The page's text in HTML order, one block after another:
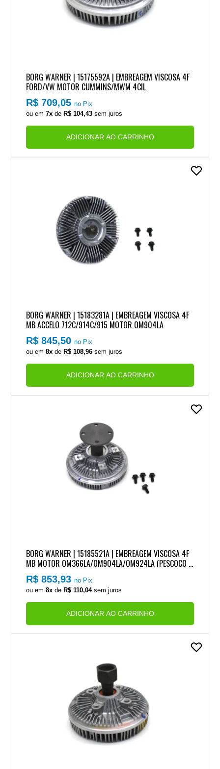
BORG WARNER | 15175592A | EMBREAGEM VISCOSA 4F
FORD/VW MOTOR CUMMINS/MWM 4CIL
R$ 709,05no Pix
ou em7x de R$ 104,43 sem juros
ADICIONAR AO CARRINHO
BORG WARNER | 15183281A | EMBREAGEM VISCOSA 4F
MB ACCELO 712C/914C/915 MOTOR OM904LA
R$ 845,50no Pix
ou em8x de R$ 108,96 sem juros
ADICIONAR AO CARRINHO
BORG WARNER | 15185521A | EMBREAGEM VISCOSA 4F
MB MOTOR OM366LA/OM904LA/OM924LA (PESCOCO L
ONGO) (COM PARAFUSO/PRISIONEIRO)
R$ 853,93no Pix
ou em8x de R$ 110,04sem juros
ADICIONAR AO CARRINHO